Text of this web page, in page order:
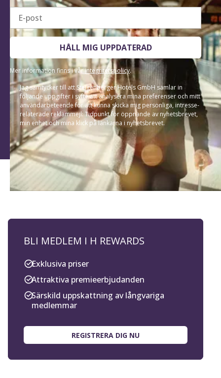
E-post
HÅLL MIG UPPDATERAD
Mer information finns i vårintegritetspolicy.
Jag samtycker till att Steigenberger Hotels GmbH samlar in
följande uppgifter i syfte att analysera mina preferenser och mitt
användarbeteende för att kunna skicka mig personliga, intresse-
relaterade reklammejl: Tidpunkt för öppnande av nyhetsbrevet,
min enhet och mina klick på länkarna i nyhetsbrevet.
BLI MEDLEM I H REWARDS
Exklusiva priser
Attraktiva premieerbjudanden
Särskild uppskattning av långvariga
medlemmar
REGISTRERA DIG NU